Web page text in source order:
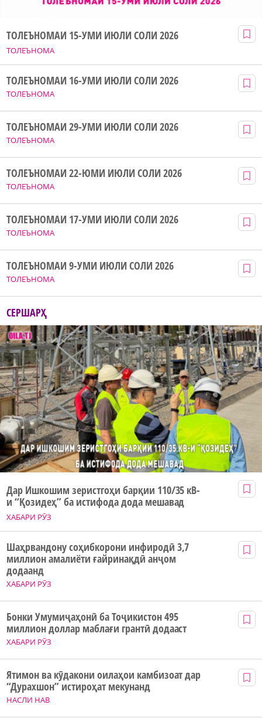
ТОЛЕЪНОМА
ТОЛЕЪНОМАИ 15-УМИ ИЮЛИ СОЛИ 2026
ТОЛЕЪНОМА
ТОЛЕЪНОМАИ 16-УМИ ИЮЛИ СОЛИ 2026
ТОЛЕЪНОМА
ТОЛЕЪНОМАИ 29-УМИ ИЮЛИ СОЛИ 2026
ТОЛЕЪНОМА
ТОЛЕЪНОМАИ 22-ЮМИ ИЮЛИ СОЛИ 2026
ТОЛЕЪНОМА
ТОЛЕЪНОМАИ 17-УМИ ИЮЛИ СОЛИ 2026
ТОЛЕЪНОМА
ТОЛЕЪНОМАИ 9-УМИ ИЮЛИ СОЛИ 2026
СЕРШАРҲ
ХАБАРИ РӮЗ
Дар Ишкошим зеристгоҳи барқии 110/35 кВ-
и “Қозидеҳ” ба истифода дода мешавад
ХАБАРИ РӮЗ
Шаҳрвандону соҳибкорони инфиродӣ 3,7
миллион амалиёти ғайринақдӣ анҷом
додаанд
ХАБАРИ РӮЗ
Бонки Умумиҷаҳонӣ ба Тоҷикистон 495
миллион доллар маблағи грантӣ додааст
НАСЛИ НАВ
Ятимон ва кӯдакони оилаҳои камбизоат дар
“Дурахшон” истироҳат мекунанд